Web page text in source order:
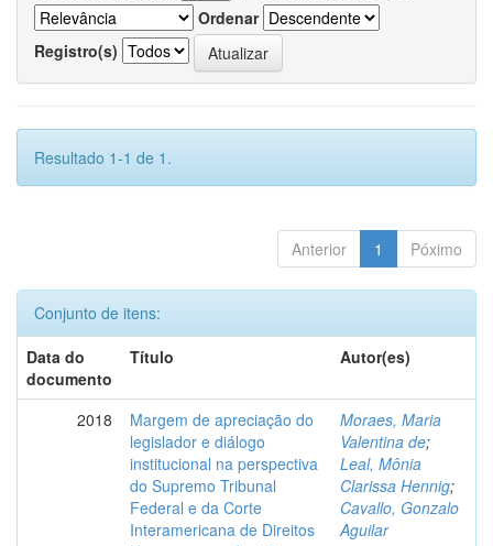
Ordenar
Registro(s)
Resultado 1-1 de 1.
Anterior 1 Póximo
Conjunto de itens:
Data do
documento
Título Autor(es)
2018
Margem de apreciação do
legislador e diálogo
institucional na perspectiva
do Supremo Tribunal
Federal e da Corte
Interamericana de Direitos
Moraes, Maria
Valentina de;
Leal, Mônia
Clarissa Hennig;
Cavallo, Gonzalo
Aguilar